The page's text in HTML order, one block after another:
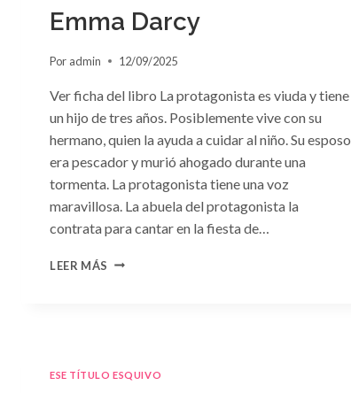
Emma Darcy
Por admin 12/09/2025
Ver ficha del libro La protagonista es viuda y tiene
un hijo de tres años. Posiblemente vive con su
hermano, quien la ayuda a cuidar al niño. Su esposo
era pescador y murió ahogado durante una
tormenta. La protagonista tiene una voz
maravillosa. La abuela del protagonista la
contrata para cantar en la fiesta de…
LEER MÁS CONSULTA
EMMA
ESE TÍTULO ESQUIVO